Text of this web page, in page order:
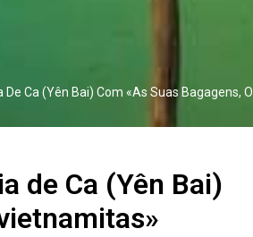
Ca (Yên Bai) Com «As Suas Bagagens,
de Ca (Yên Bai)